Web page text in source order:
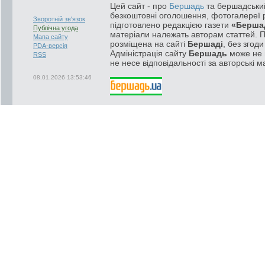
Зворотній зв'язок
Публічна угода
Мапа сайту
PDA-версія
RSS
08.01.2026 13:53:46
Цей сайт - про Бершадь та
безкоштовні оголошення, фотогалереї
підготовлено редакцією газети
матеріали належать авторам статтей.
розміщена на сайті Бершаді , без
Адміністрація сайту Бершадь може не
не несе відповідальності за авторські